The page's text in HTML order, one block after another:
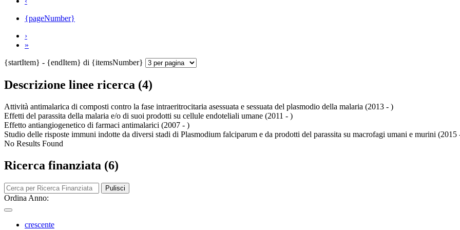
{pageNumber}
›
»
{startItem} - {endItem} di {itemsNumber}
Descrizione linee ricerca (4)
Attività antimalarica di composti contro la fase intraeritrocitaria asessuata e sessuata del plasmodio della malaria (2013 - )
Effetti del parassita della malaria e/o di suoi prodotti su cellule endoteliali umane (2011 - )
Effetto antiangiogenetico di farmaci antimalarici (2007 - )
Studio delle risposte immuni indotte da diversi stadi di Plasmodium falciparum e da prodotti del parassita su macrofagi umani e murini (2015
No Results Found
Ricerca finanziata (6)
Pulisci
Ordina Anno:
crescente